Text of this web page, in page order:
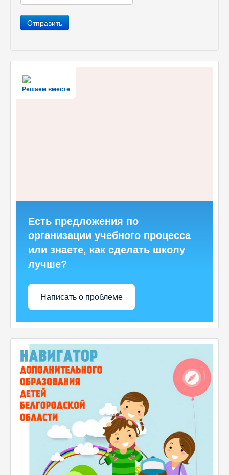
Отправить
Решаем вместе
Есть предложения по
организации учебного процесса
или знаете, как сделать школу
лучше?
Написать о проблеме